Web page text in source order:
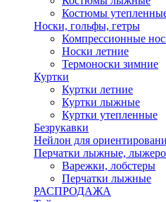
Костюмы
Носки, гольфы, гетры
Компрессионные
Носки летние
Термоноски зимние
Куртки
Куртки летние
Куртки лыжные
Куртки утепленные
Безрукавки
Нейлон для
Перчатки лыжные,
Варежки, лобстеры
Перчатки лыжные
РАСПРОДАЖА